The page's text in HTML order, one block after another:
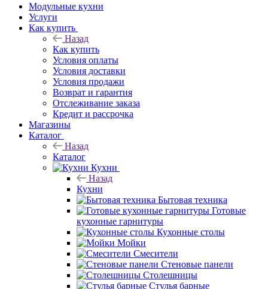
Модульные кухни
Услуги
Как купить
Назад
Как купить
Условия оплаты
Условия доставки
Условия продажи
Возврат и гарантия
Отслеживание заказа
Кредит и рассрочка
Магазины
Каталог
Назад
Каталог
Кухни
Назад
Кухни
Бытовая техника
Готовые
кухонные гарнитуры
Кухонные столы
Мойки
Смесители
Стеновые панели
Столешницы
Стулья барные